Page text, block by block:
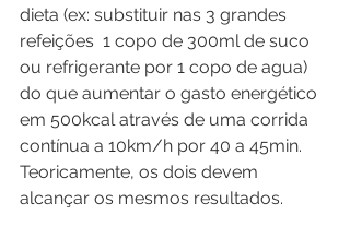
dieta (ex: substituir nas 3 grandes
refeições  1 copo de 300ml de suco
ou refrigerante por 1 copo de agua)
do que aumentar o gasto energético
em 500kcal através de uma corrida
contínua a 10km/h por 40 a 45min.
Teoricamente, os dois devem
alcançar os mesmos resultados.